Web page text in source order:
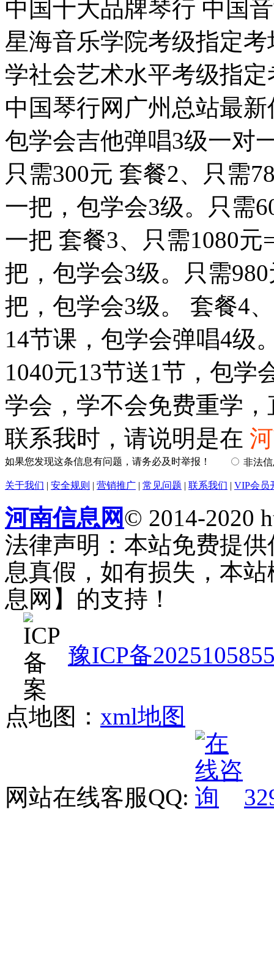
中国十大品牌琴行 中国
星海音乐学院考级指定
学社会艺术水平考级指
中国琴行网广州总站最
包学会吉他弹唱3级一对
只需300元 套餐2、只需
一把，包学会3级。只需
一把 套餐3、只需1080
把，包学会3级。只需
把，包学会3级。 套餐4
14节课，包学会弹唱4级
1040元13节送1节，包学
学会，学不会免费重学
联系我时，请说明是在
如果您发现这条信息有问题，请务必及时举报！ 非法
关于我们 | 安全规则 | 营销推广 | 常见问题 | 联系我们 | VIP会员
河南信息网© 2014-2020
法律声明：本站免费提
息真假，如有损失，本
息网】的支持！
豫ICP备
点地图： xml地图
网站在线客服QQ: